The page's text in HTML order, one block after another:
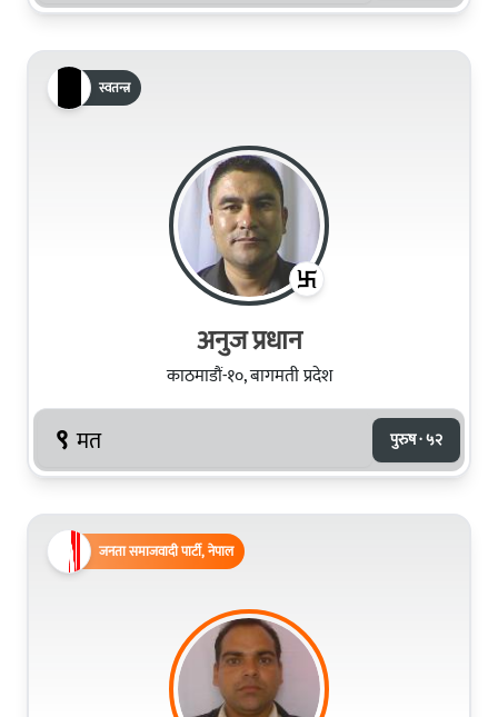
स्वतन्त्र
अनुज प्रधान
काठमाडौं-१०, बागमती प्रदेश
९ मत पुरुष · ५२
जनता समाजवादी पार्टी, नेपाल